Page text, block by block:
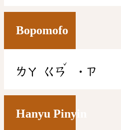
Bopomofo
ㄌㄚ ㄍㄢ
ˇ
˙ㄗ
Hanyu Pinyin